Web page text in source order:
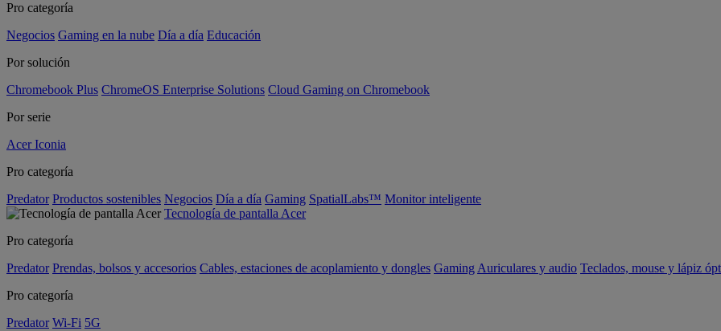
Pro categoría
Negocios Gaming en la nube Día a día Educación
Por solución
Chromebook Plus ChromeOS Enterprise Solutions Cloud Gaming on Chromebook
Por serie
Acer Iconia
Pro categoría
Predator Productos sostenibles Negocios Día a día Gaming SpatialLabs™ Monitor inteligente
Tecnología de pantalla Acer
Pro categoría
Predator Prendas, bolsos y accesorios Cables, estaciones de acoplamiento y dongles Gaming Auriculares y audio Teclados, mouse y lápiz
Pro categoría
Predator Wi-Fi 5G